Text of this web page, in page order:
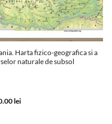
Harta fizico-geografica si a
naturale de subsol
lei